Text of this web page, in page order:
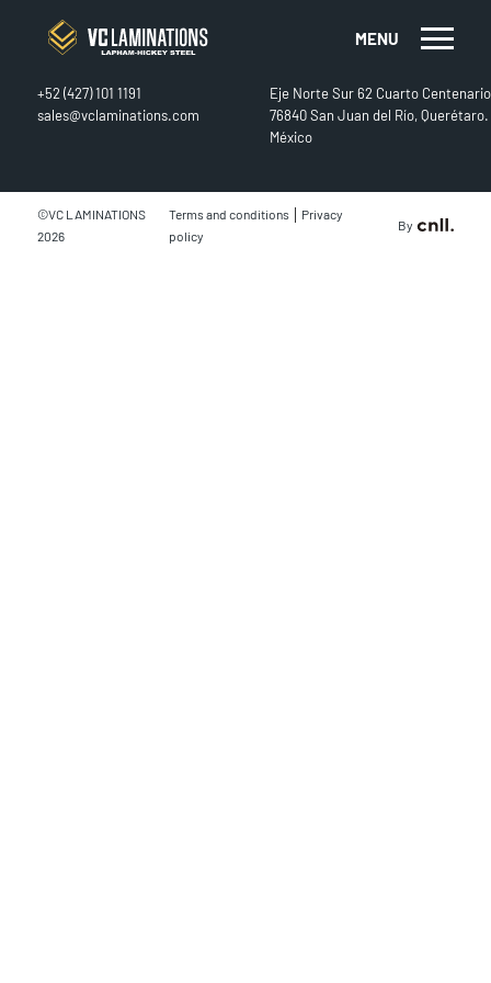
MENU
CONTACT
+52 (427) 101 1191
sales@vclaminations.com
Eje Norte Sur 62 Cuarto Centenario
76840 San Juan del Río, Querétaro.
México
©VC LAMINATIONS
2026
Terms and conditions | Privacy
policy
By